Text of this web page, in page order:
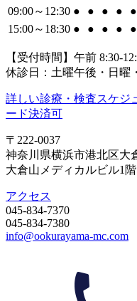
09:00～12:30 ● ● ● ● ●
15:00～18:30 ● ● ● ● ●
【受付時間】午前 8:30-
休診日：土曜午後・日曜
詳しい診療・検査スケジ
ード決済可
〒222-0037
神奈川県横浜市港北区大
大倉山メディカルビル1階
アクセス
045-834-7370
045-834-7380
info@ookurayama-mc.com